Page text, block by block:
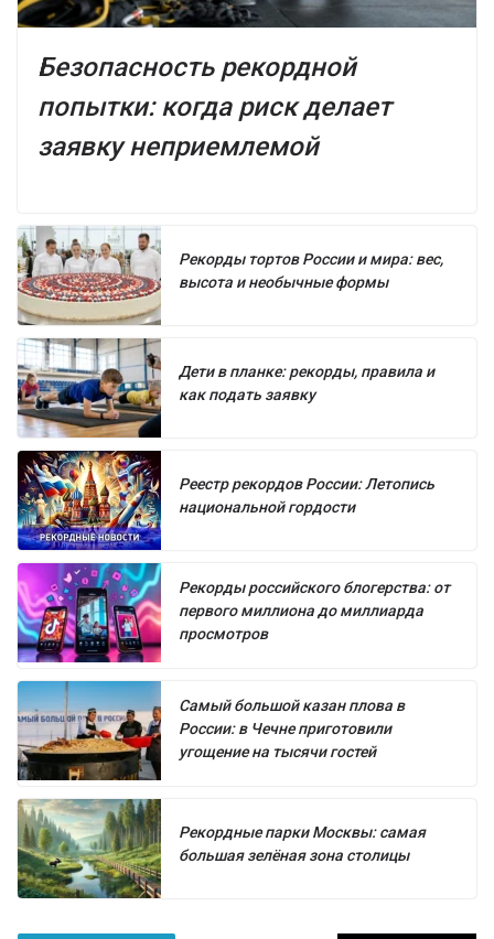
Безопасность рекордной
попытки: когда риск делает
заявку неприемлемой
Рекорды тортов России и мира: вес,
высота и необычные формы
Дети в планке: рекорды, правила и
как подать заявку
Реестр рекордов России: Летопись
национальной гордости
Рекорды российского блогерства: от
первого миллиона до миллиарда
просмотров
Самый большой казан плова в
России: в Чечне приготовили
угощение на тысячи гостей
Рекордные парки Москвы: самая
большая зелёная зона столицы